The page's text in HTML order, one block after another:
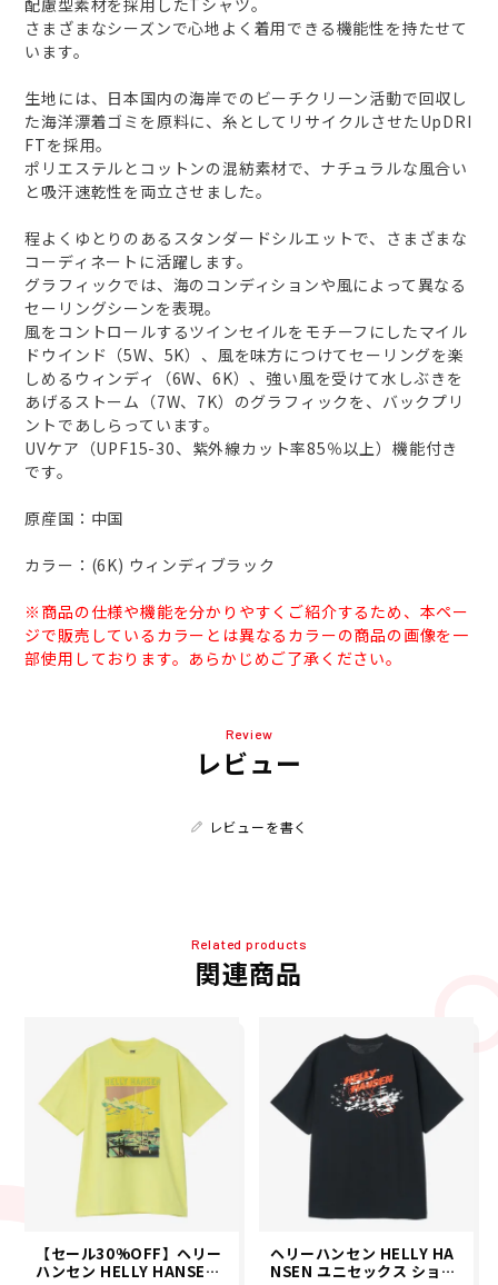
配慮型素材を採用したTシャツ。
さまざまなシーズンで心地よく着用できる機能性を持たせて
います。
生地には、日本国内の海岸でのビーチクリーン活動で回収し
た海洋漂着ゴミを原料に、糸としてリサイクルさせたUpDRI
FTを採用。
ポリエステルとコットンの混紡素材で、ナチュラルな風合い
と吸汗速乾性を両立させました。
程よくゆとりのあるスタンダードシルエットで、さまざまな
コーディネートに活躍します。
グラフィックでは、海のコンディションや風によって異なる
セーリングシーンを表現。
風をコントロールするツインセイルをモチーフにしたマイル
ドウインド（5W、5K）、風を味方につけてセーリングを楽
しめるウィンディ（6W、6K）、強い風を受けて水しぶきを
あげるストーム（7W、7K）のグラフィックを、バックプリ
ントであしらっています。
UVケア（UPF15-30、紫外線カット率85％以上）機能付き
です。
原産国：中国
カラー：(6K) ウィンディブラック
※商品の仕様や機能を分かりやすくご紹介するため、本ペー
ジで販売しているカラーとは異なるカラーの商品の画像を一
部使用しております。あらかじめご了承ください。
Review
レビュー
レビューを書く
Related products
関連商品
【セール30%OFF】ヘリー
ハンセン HELLY HANSEN
ヘリーハンセン HELLY HA
NSEN ユニセックス ショー